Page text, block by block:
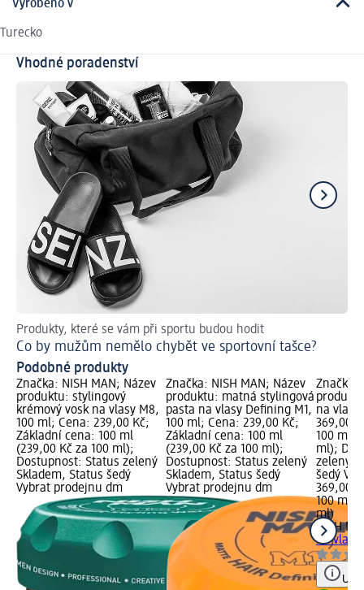
Vyrobeno v
Turecko
Vhodné poradenství
Produkty, které se vám při sportu budou hodit
Co by mužům nemělo chybět ve sportovní tašce?
Podobné produkty
Značka: NISH MAN; Název
produktu: stylingový
krémový vosk na vlasy M8,
100 ml; Cena: 239,00 Kč;
Základní cena: 100 ml
(239,00 Kč za 100 ml);
Dostupnost: Status zelený
Skladem, Status šedý
Vybrat prodejnu dm
Značka: NISH MAN; Název
produktu: matná stylingová
pasta na vlasy Defining M1,
100 ml; Cena: 239,00 Kč;
Základní cena: 100 ml
(239,00 Kč za 100 ml);
Dostupnost: Status zelený
Skladem, Status šedý
Vybrat prodejnu dm
Značka:
na vlasy
369,00
100 ml
ml);
zelený
šedý
369,00
100 ml
ml)
NISH
na vlasy